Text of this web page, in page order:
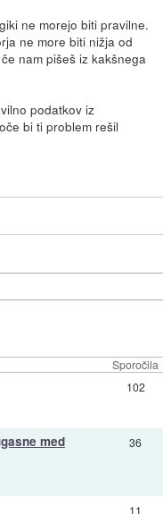
ne morejo biti pravilne.
ne more biti nižja od
nam pišeš iz kakšnega
podatkov iz
bi ti problem rešil
Sporočila
102
med 36
11